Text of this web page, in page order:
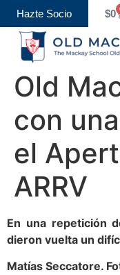
Hazte Socio $0
Old
con
el
ARRV
En una repetición
dieron vuelta un
Matías Seccatore.